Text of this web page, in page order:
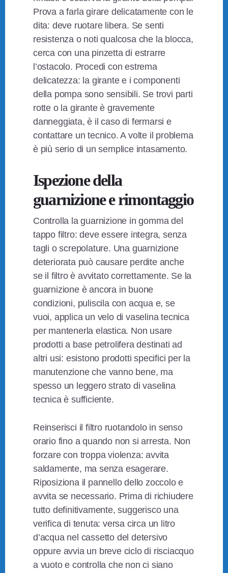
Prova a farla girare delicatamente con le
dita: deve ruotare libera. Se senti
resistenza o noti qualcosa che la blocca,
cerca con una pinzetta di estrarre
l’ostacolo. Procedi con estrema
delicatezza: la girante e i componenti
della pompa sono sensibili. Se trovi parti
rotte o la girante è gravemente
danneggiata, è il caso di fermarsi e
contattare un tecnico. A volte il problema
è più serio di un semplice intasamento.
Ispezione della
guarnizione e rimontaggio
Controlla la guarnizione in gomma del
tappo filtro: deve essere integra, senza
tagli o screpolature. Una guarnizione
deteriorata può causare perdite anche
se il filtro è avvitato correttamente. Se la
guarnizione è ancora in buone
condizioni, puliscila con acqua e, se
vuoi, applica un velo di vaselina tecnica
per mantenerla elastica. Non usare
prodotti a base petrolifera destinati ad
altri usi: esistono prodotti specifici per la
manutenzione che vanno bene, ma
spesso un leggero strato di vaselina
tecnica è sufficiente.
Reinserisci il filtro ruotandolo in senso
orario fino a quando non si arresta. Non
forzare con troppa violenza: avvita
saldamente, ma senza esagerare.
Riposiziona il pannello dello zoccolo e
avvita se necessario. Prima di richiudere
tutto definitivamente, suggerisco una
verifica di tenuta: versa circa un litro
d’acqua nel cassetto del detersivo
oppure avvia un breve ciclo di risciacquo
a vuoto e controlla che non ci siano